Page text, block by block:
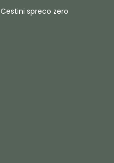
Cestini spreco zero